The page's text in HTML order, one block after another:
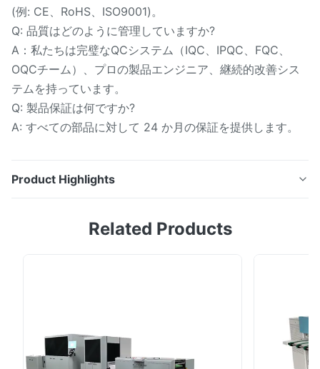
(例: CE、RoHS、ISO9001)。
Q: 品質はどのように管理していますか?
A：私たちは完璧なQCシステム（IQC、IPQC、FQC、
OQCチーム）、プロの製品エンジニア、継続的改善シス
テムを持っています。
Q: 製品保証は何ですか?
A: すべての部品に対して 24 か月の保証を提供します。
Product Highlights
ービスを統合したプリプレス製版装置に特化した現代的な
タルインクジェットプリンター CTP/CTCPプレート フレ
キソCTPマシン HDI800の仕様 レーザーの数 32 スルー
プット 2.5平方メートル/時間 最大プレートサイズ
Related Products